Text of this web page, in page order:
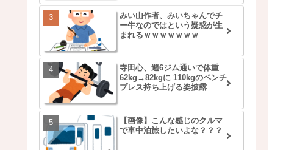
みい山作者、みいちゃんでチ
ー牛なのではという疑惑が生
まれるｗｗｗｗｗｗｗ
寺田心、週6ジム通いで体重
62kg→82kgに 110kgのベンチ
プレス持ち上げる姿披露
【画像】こんな感じのクルマ
で車中泊旅したいよな？？？